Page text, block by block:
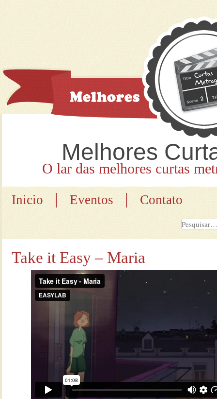
Melhores
O lar das melhores curtas
Inicio | Eventos | Contato
Take it Easy – Maria